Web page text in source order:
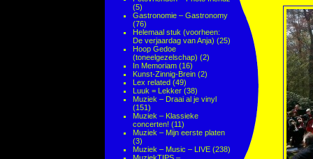
(5)
Gastronomie – Gastronomy
(76)
Helemaal stuk (voorheen:
De verjaardag van Anja) (25)
Hoop Gedoe
(toneelgezelschap) (2)
In Memoriam (16)
Kunst-Zinnig-Brein (2)
Lex related (49)
Luuk = Lekker (38)
Muziek – Draai al je vinyl
(151)
Muziek – Klassieke
concerten! (11)
Muziek – Mijn eerste platen
(3)
Muziek – Music – LIVE (238)